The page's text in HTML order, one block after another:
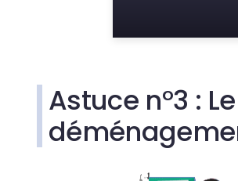
Astuce n°3 :